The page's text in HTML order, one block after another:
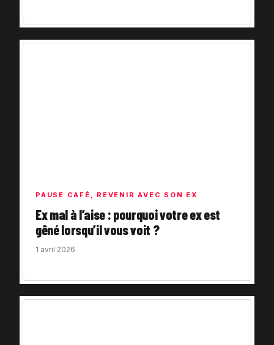
PAUSE CAFÉ , REVENIR AVEC SON EX
Ex mal à l’aise : pourquoi votre ex est
gêné lorsqu’il vous voit ?
1 avril 2026